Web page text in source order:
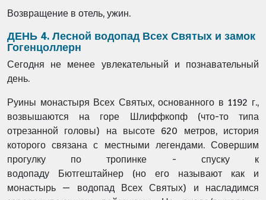
Возвращение в отель, ужин.
ДЕНЬ 4. Лесной водопад Всех Святых и замок
Гогенцоллерн
Сегодня не менее увлекательный и познавательный
день.
Руины монастыря Всех Святых, основанного в 1192 г.,
возвышаются на горе Шлиффкопф (что-то типа
отрезанной головы) на высоте 620 метров, история
которого связана с местными легендами. Совершим
прогулку по тропинке - спуску к
водопаду Бютгештайнер (но его называют как и
монастырь — водопад Всех Святых) и насладимся